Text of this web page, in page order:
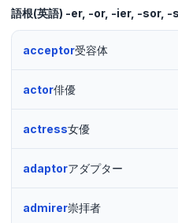
語根(英語) -er, -or, -ier, -sor, -
acceptor受容体
actor俳優
actress女優
adaptorアダプター
admirer崇拝者